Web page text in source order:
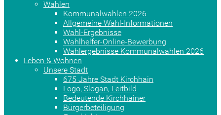
Wahlen
Kommunalwahlen 2026
Allgemeine Wahl-Informationen
Wahl-Ergebnisse
Wahlhelfer-Online-Bewerbung
Wahlergebnisse Kommunalwahlen 2026
Leben & Wohnen
Unsere Stadt
675 Jahre Stadt Kirchhain
Logo, Slogan, Leitbild
Bedeutende Kirchhainer
Bürgerbeteiligung